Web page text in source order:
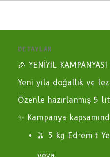
DETAYLAR
🎉 YENİYIL KAMPANYASI
Yeni yıla doğallık ve
Özenle hazırlanmış 5
✨ Kampanya
🫒 5 kg Edremit